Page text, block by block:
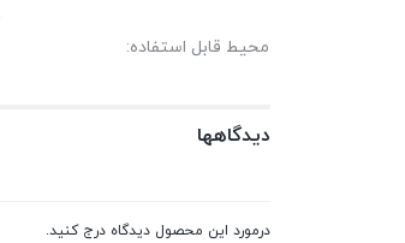
محیط قابل استفاده:
دیدگاهها
درمورد این محصول دیدگاه درج کنید.